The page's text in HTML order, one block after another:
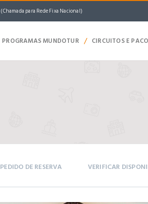
(Chamada para Rede Fixa Nacional)
PROGRAMAS MUNDOTUR / CIRCUITOS E
PEDIDO DE RESERVA VERIFICAR